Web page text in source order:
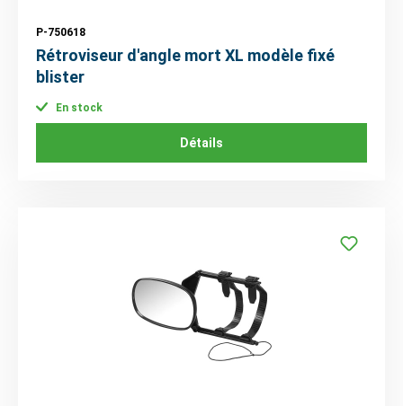
P-750618
Rétroviseur d'angle mort XL modèle fixé
blister
En stock
Détails